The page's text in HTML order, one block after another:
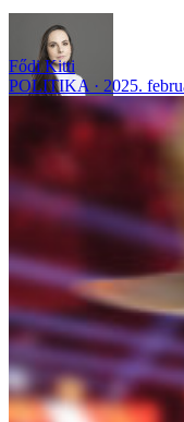
Fődi Kitti
POLITIKA
2025.